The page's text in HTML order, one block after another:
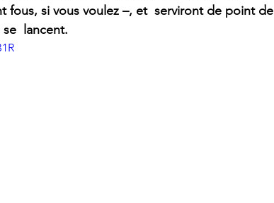
fous, si vous voulez –, et  serviront de point de
lancent.